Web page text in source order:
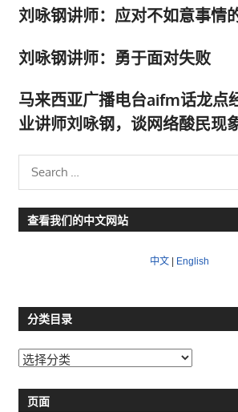
刘咏钢讲师：应对不如意事情
刘咏钢讲师：勇于面对失败
马来西亚广播电台aifm话龙点
业讲师刘咏钢，谈网络酸民现
查看我们的中文网站
中文 | English
分类目录
分
目页面